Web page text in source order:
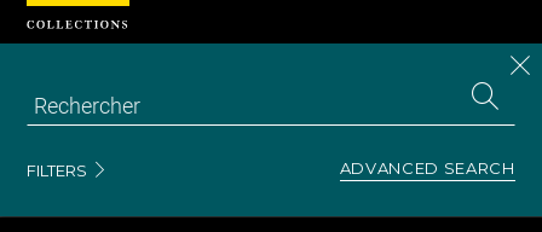
FILTERS ADVANCED SEARCH
Cookies management panel